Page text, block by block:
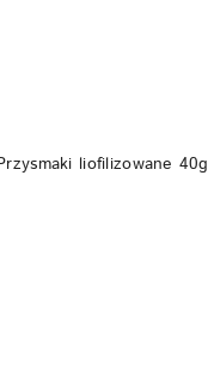
liofilizowane 40g